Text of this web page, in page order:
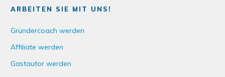
ARBEITEN SIE MIT UNS!
Gründercoach werden
Affiliate werden
Gastautor werden